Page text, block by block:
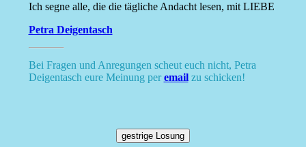
Ich segne alle, die die tägliche Andacht lesen, mit LIEBE
Petra Deigentasch
Bei Fragen und Anregungen scheut euch nicht, Petra
Deigentasch eure Meinung peremailzu schicken!
gestrige Losung